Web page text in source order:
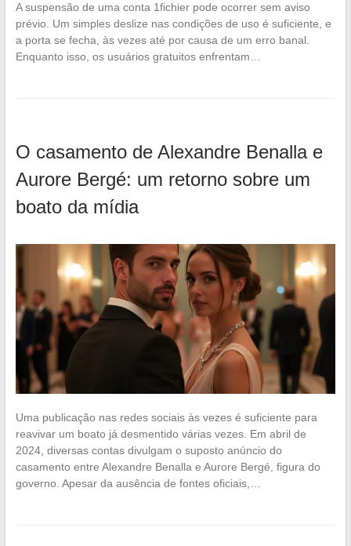
A suspensão de uma conta 1fichier pode ocorrer sem aviso
prévio. Um simples deslize nas condições de uso é suficiente, e
a porta se fecha, às vezes até por causa de um erro banal.
Enquanto isso, os usuários gratuitos enfrentam…
O casamento de Alexandre Benalla e
Aurore Bergé: um retorno sobre um
boato da mídia
Uma publicação nas redes sociais às vezes é suficiente para
reavivar um boato já desmentido várias vezes. Em abril de
2024, diversas contas divulgam o suposto anúncio do
casamento entre Alexandre Benalla e Aurore Bergé, figura do
governo. Apesar da ausência de fontes oficiais,…